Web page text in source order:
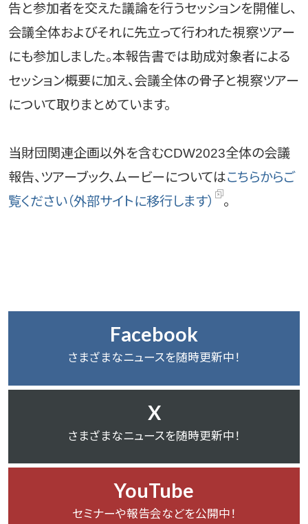
告と参加者を交えた議論を行うセッションを開催し、
会議全体およびそれに先立って行われた視察ツアー
にも参加しました。本報告書では助成対象者による
セッション概要に加え、会議全体の骨子と視察ツアー
について取りまとめています。
当財団関連企画以外を含むCDW2023全体の会議
報告、ツアーブック、ムービーについてはこちらからご
覧ください（外部サイトに移行します）
。
Facebook
さまざまなニュースを随時更新中！
X
さまざまなニュースを随時更新中！
YouTube
セミナーや報告会などを公開中！